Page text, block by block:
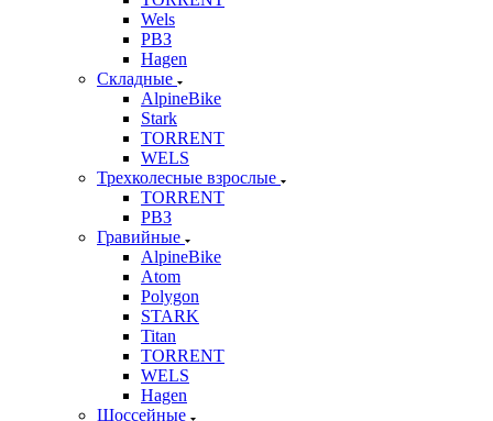
Wels
РВЗ
Hagen
Складные
AlpineBike
Stark
TORRENT
WELS
Трехколесные взрослые
TORRENT
РВЗ
Гравийные
AlpineBike
Atom
Polygon
STARK
Titan
TORRENT
WELS
Hagen
Шоссейные